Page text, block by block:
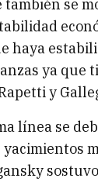
también se
haya
ya que
y
línea se